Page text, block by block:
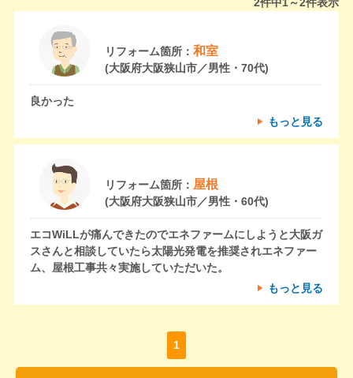
2件中1～2件表示
リフォーム箇所： 和室
(大阪府大阪狭山市／男性・70代)
良かった
もっと見る
リフォーム箇所： 屋根
(大阪府大阪狭山市／男性・60代)
エコWiLLが痛んできたのでエネファームにしようと大阪ガ
スさんと相談していたら太陽光発電を推奨されエネファー
ム、屋根工事共々実施していただいた。
もっと見る
1